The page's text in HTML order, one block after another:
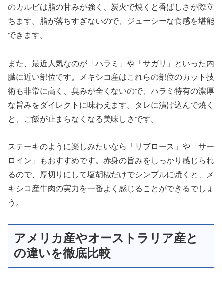
のカルビは脂の甘みが強く、炭火で焼くと香ばしさが際立
ちます。脂が落ちすぎないので、ジューシーな食感を堪能
できます。
また、最近人気なのが「ハラミ」や「サガリ」といった内
臓に近い部位です。メキシコ産はこれらの部位のカット技
術も非常に高く、臭みが全くないので、ハラミ特有の濃厚
な旨みをダイレクトに味わえます。タレに漬け込んで焼く
と、ご飯が止まらなくなる美味しさです。
ステーキのように楽しみたいなら「リブロース」や「サー
ロイン」もおすすめです。赤身の旨みをしっかり感じられ
るので、厚切りにして塩胡椒だけでシンプルに焼くと、メ
キシコ産牛肉の実力を一番よく感じることができるでしょ
う。
アメリカ産やオーストラリア産と
の違いを徹底比較